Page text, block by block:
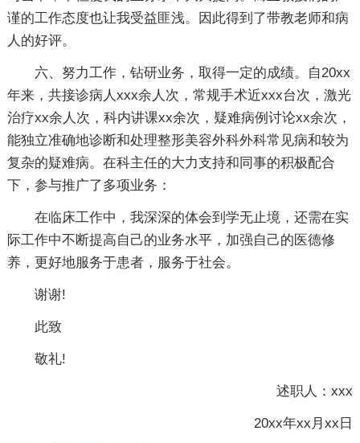
谨的工作态度也让我受益匪浅。因此得到了带教老师和病
人的好评。
六、努力工作，钻研业务，取得一定的成绩。自20xx
年来，共接诊病人xxx余人次，常规手术近xxx台次，激光
治疗xx余人次，科内讲课xx余次，疑难病例讨论xx余次，
能独立准确地诊断和处理整形美容外科外科常见病和较为
复杂的疑难病。在科主任的大力支持和同事的积极配合
下，参与推广了多项业务：
在临床工作中，我深深的体会到学无止境，还需在实
际工作中不断提高自己的业务水平，加强自己的医德修
养，更好地服务于患者，服务于社会。
谢谢!
此致
敬礼!
述职人：xxx
20xx年xx月xx日